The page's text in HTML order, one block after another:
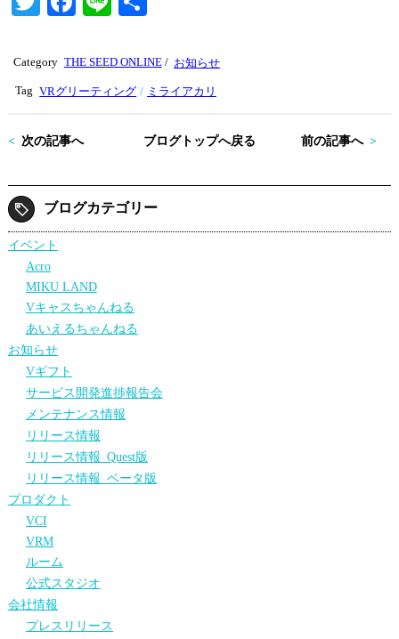
tte
r
bo
ok
Category THE SEED ONLINE/ お知らせ
Tag VRグリーティング ミライアカリ
次の記事へ ブログトップへ戻る 前の記事へ
ブログカテゴリー
イベント
Acro
MIKU LAND
Vキャスちゃんねる
あいえるちゃんねる
お知らせ
Vギフト
サービス開発進捗報告会
メンテナンス情報
リリース情報
リリース情報_Quest版
リリース情報_ベータ版
プロダクト
VCI
VRM
ルーム
公式スタジオ
会社情報
プレスリリース